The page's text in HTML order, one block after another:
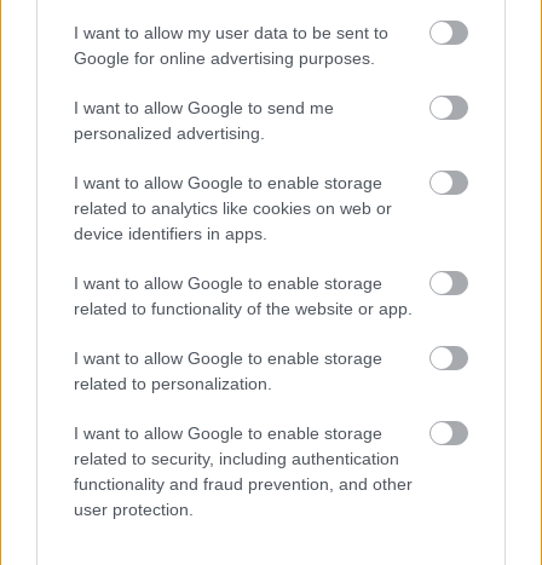
I want to allow my user data to be sent to
Google for online advertising purposes.
I want to allow Google to send me
personalized advertising.
I want to allow Google to enable storage
related to analytics like cookies on web or
device identifiers in apps.
I want to allow Google to enable storage
related to functionality of the website or app.
I want to allow Google to enable storage
related to personalization.
I want to allow Google to enable storage
related to security, including authentication
functionality and fraud prevention, and other
user protection.
Mohács a csata ötszázadik
évfordulójára
A tengerfenék alatt négy óriáskábellel
Franciaország villamosenergia-
hálózatát
Még több zöld, még több virág és új
játszótér Debrecen egyik legfontosabb
terén
HÍRLEVÉL